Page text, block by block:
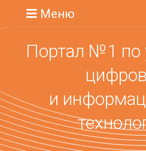
Меню
Портал №1 по
и